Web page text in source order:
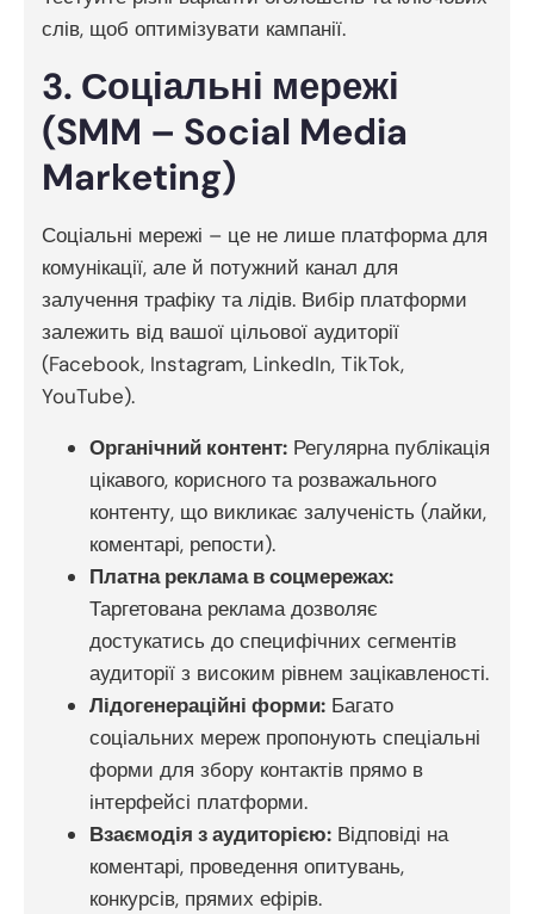
слів, щоб оптимізувати кампанії.
3. Соціальні мережі
(SMM – Social Media
Marketing)
Соціальні мережі – це не лише платформа для
комунікації, але й потужний канал для
залучення трафіку та лідів. Вибір платформи
залежить від вашої цільової аудиторії
(Facebook, Instagram, LinkedIn, TikTok,
YouTube).
Органічний контент: Регулярна публікація
цікавого, корисного та розважального
контенту, що викликає залученість (лайки,
коментарі, репости).
Платна реклама в соцмережах:
Таргетована реклама дозволяє
достукатись до специфічних сегментів
аудиторії з високим рівнем зацікавленості.
Лідогенераційні форми: Багато
соціальних мереж пропонують спеціальні
форми для збору контактів прямо в
інтерфейсі платформи.
Взаємодія з аудиторією: Відповіді на
коментарі, проведення опитувань,
конкурсів, прямих ефірів.